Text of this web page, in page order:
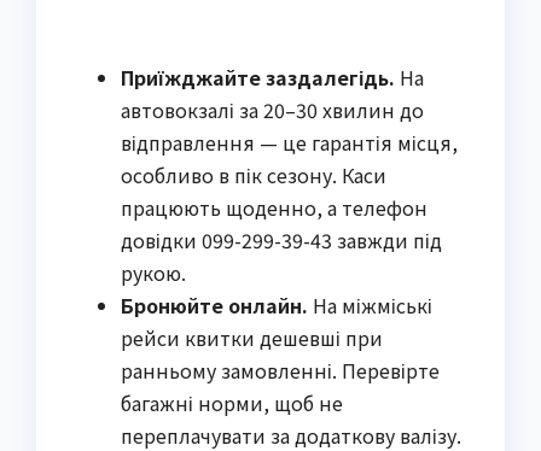
Приїжджайте заздалегідь. На
автовокзалі за 20–30 хвилин до
відправлення — це гарантія місця,
особливо в пік сезону. Каси
працюють щоденно, а телефон
довідки 099-299-39-43 завжди під
рукою.
Бронюйте онлайн. На міжміські
рейси квитки дешевші при
ранньому замовленні. Перевірте
багажні норми, щоб не
переплачувати за додаткову валізу.